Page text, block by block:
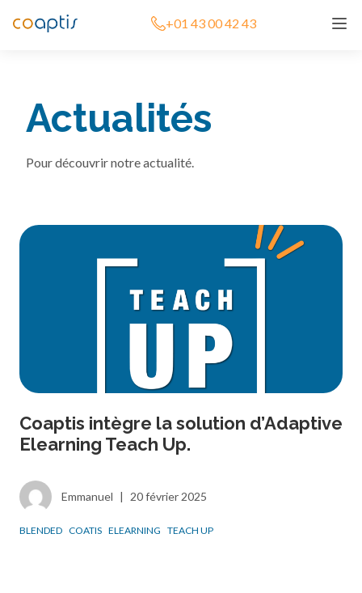
+01 43 00 42 43
Actualités
Pour découvrir notre actualité.
Coaptis intègre la solution d’Adaptive
Elearning Teach Up.
Emmanuel | 20 février 2025
BLENDED COATIS ELEARNING TEACH UP